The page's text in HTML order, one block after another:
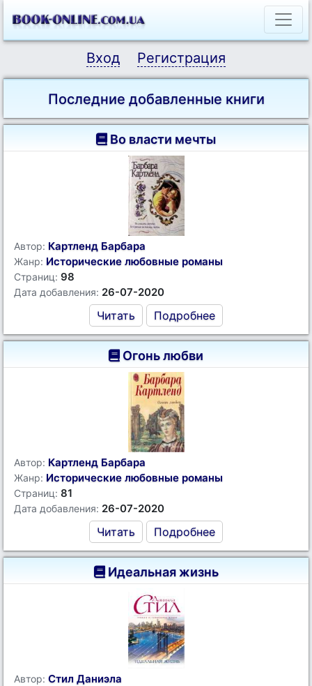
Вход Регистрация
Последние добавленные книги
Во власти мечты
Автор: Картленд Барбара
Жанр: Исторические любовные романы
Страниц: 98
Дата добавления: 26-07-2020
Читать Подробнее
Огонь любви
Автор: Картленд Барбара
Жанр: Исторические любовные романы
Страниц: 81
Дата добавления: 26-07-2020
Читать Подробнее
Идеальная жизнь
Автор: Стил Даниэла